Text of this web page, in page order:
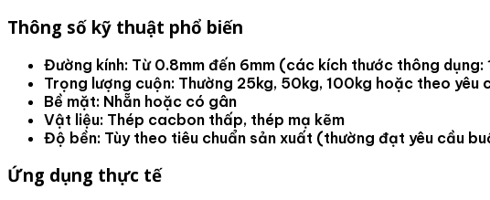
Thông số kỹ thuật phổ biến
Đường kính: Từ 0.8mm đến 6mm (các kích thước thông dụng:
Trọng lượng cuộn: Thường 25kg, 50kg, 100kg hoặc theo yêu
Bề mặt: Nhẵn hoặc có gân
Vật liệu: Thép cacbon thấp, thép mạ kẽm
Độ bền: Tùy theo tiêu chuẩn sản xuất (thường đạt yêu cầu
Ứng dụng thực tế